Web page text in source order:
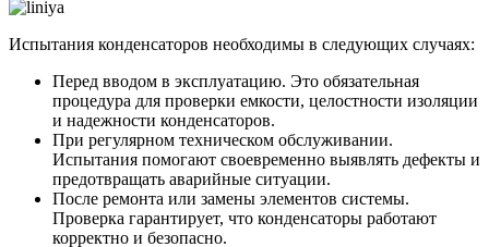
Испытания конденсаторов необходимы в следующих случаях:
Перед вводом в эксплуатацию. Это обязательная
процедура для проверки емкости, целостности изоляции
и надежности конденсаторов.
При регулярном техническом обслуживании.
Испытания помогают своевременно выявлять дефекты и
предотвращать аварийные ситуации.
После ремонта или замены элементов системы.
Проверка гарантирует, что конденсаторы работают
корректно и безопасно.